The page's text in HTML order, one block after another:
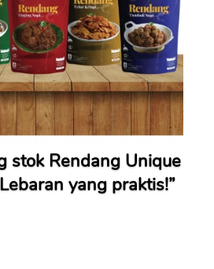
stok Rendang Unique
yang praktis!”